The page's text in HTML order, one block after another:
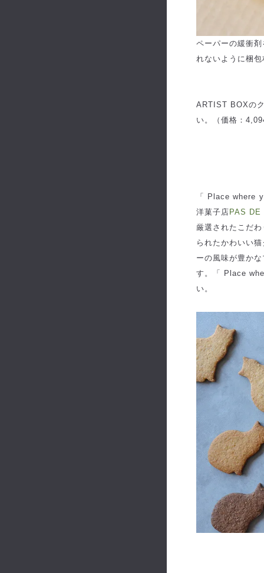
ペーパーの緩衝
れないように梱
ARTIST BOXの
い。（価格：
「 Place where
洋菓子店 PAS DE
厳選されたこだ
られたかわいい
ーの風味が豊か
す。「 Place
い。